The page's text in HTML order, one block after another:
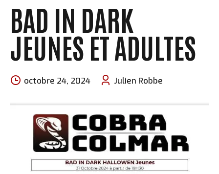
BAD IN DARK
JEUNES ET ADULTES
octobre 24, 2024 Julien Robbe